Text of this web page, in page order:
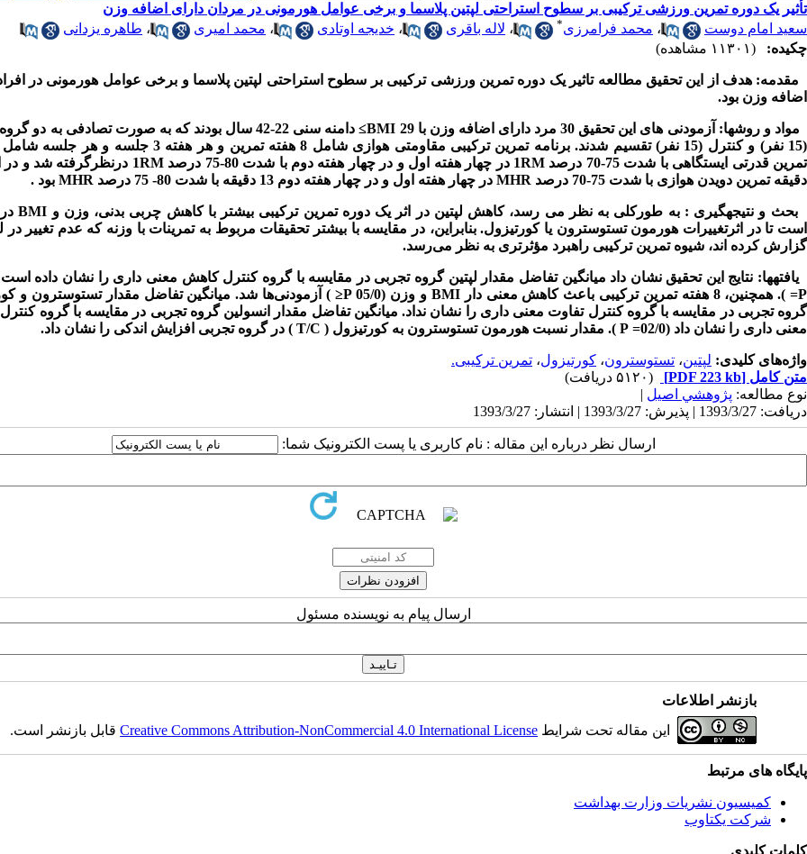
تأثیر یک دوره تمرین ورزشی ترکیبی بر سطوح استراحتی لپتین پلاسما و برخی عوامل هورمونی در مردان دارای اضافه وزن
سعید امام دوست
، محمد فرامرزی* ، لاله باقری ، خدیجه اوتادی ، محمد امیری ، طاهره یزدانی
چکیده:
(۱۱۳۰۱ مشاهده)
مقدمه:هدف از این تحقیق مطالعه تاثیر یک دوره تمرین ورزشی ترکیبی بر سطوح استراحتی لپتین پلاسما و برخی عوامل هورمونی در
اضافه وزن بود.
مواد و روش­ها: آزمودنی های این تحقیق 30 مرد دارای اضافه وزن با 29 BMI≥
دامنه سنی 22-42 سال بودند که به صورت تصادفی به دو
(15 نفر) و کنترل (15 نفر) تقسیم شدند.
تمرین قدرتی ایستگاهی با شدت 75-70 درصد
1RM در چهار هفته اول و در چهار هفته دوم با شدت 80-75 درصد 1RM
دقیقه تمرین دویدن هوازی با شدت 75-70 درصد
MHR در چهار هفته اول و در چهار هفته دوم 13 دقیقه با شدت 80- 75 درصد MHR بود .
بحث و نتیجه­گیری : به طورکلی به نظر می رسد، کاهش لپتین در اثر یک دوره تمرین ترکیبی بیشتر با کاهش چربی بدنی، وزن و BMI
استتا در اثرتغییرات هورمون تستوسترون یا کورتیزول. بنابراین، در مقایسه با بیشتر تحقیقات مربوط به تمرینات با وزنه که عدم تغییر در
گزارش کرده اند، شیوه تمرین ترکیبی راهبرد مؤثرتری به نظر می‌رسد.
یافته­ها: نتایج این تحقیق نشان داد میانگین تفاضل مقدار لپتین گروه تجربی در مقایسه با گروه کنترل کاهش معنی داری را نشان داده است
P=
). همچنین، 8 هفته تمرین ترکیبی باعث کاهش معنی دار BMI و وزن (05/0 P≤
) آزمودنی‌ها شد. میانگین تفاضل مقدار تستوسترون و
گروه تجربی در مقایسه با گروه کنترل تفاوت معنی داری را نشان نداد. میانگین تفاضل مقدار انسولین گروه تجربی در مقایسه با گروه
معنی داری را نشان داد (02/0=
P
). مقدار نسبت هورمون تستوسترون به کورتیزول ( T/C ) در گروه تجربی افزایش اندکی را نشان داد.
واژه‌های کلیدی: لپتین، تستوسترون، کورتیزول، تمرین ترکیبی.
متن کامل [PDF 223 kb]
(۵۱۲۰ دریافت)
نوع مطالعه: پژوهشي اصیل |
دریافت: 1393/3/27 | پذیرش: 1393/3/27 | انتشار: 1393/3/27
ارسال نظر درباره این مقاله : نام کاربری یا پست الکترونیک شما:
ارسال پیام به نویسنده مسئول
بازنشر اطلاعات
این مقاله تحت شرایط Creative Commons Attribution-NonCommercial 4.0 International Licenseقابل بازنشر است.
پایگاه های مرتبط
کمیسیون نشریات وزارت بهداشت
شرکت یکتاوب
کلمات کلیدی